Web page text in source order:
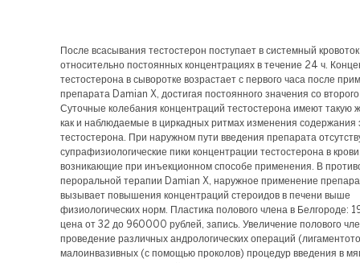
После всасывания тестостерон поступает в системный кровоток
относительно постоянных концентрациях в течение 24 ч.
тестостерона в сыворотке возрастает с первого часа после
препарата Damian X, достигая постоянного значения со
Суточные колебания концентраций тестостерона имеют такую
как и наблюдаемые в циркадных ритмах изменения содержания
тестостерона. При наружном пути введения препарата
супрафизиологические пики концентрации тестостерона в
возникающие при инъекционном способе применения. В
пероральной терапии Damian X, наружное применение
вызывает повышения концентраций стероидов в печени выше
физиологических норм. Пластика полового члена в Белгороде:
цена от 32 до 960000 рублей, запись. Увеличение полового
проведение различных андрологических операций
малоинвазивных (с помощью проколов) процедур введения в